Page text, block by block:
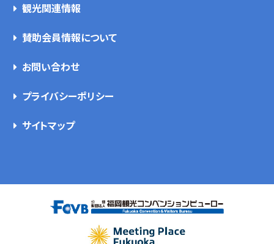
観光関連情報
賛助会員情報について
お問い合わせ
プライバシーポリシー
サイトマップ